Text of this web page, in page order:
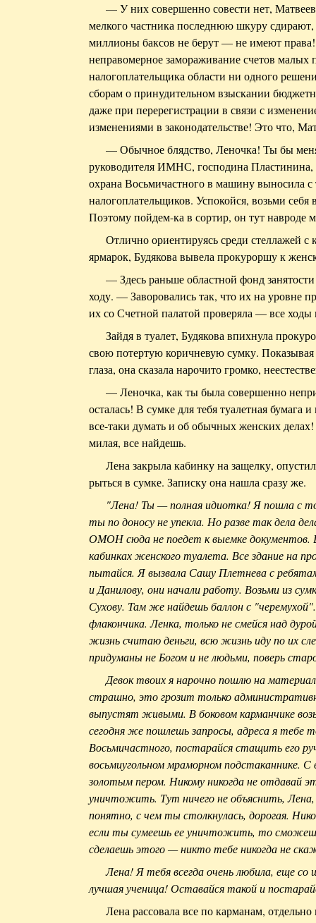
— У них совершенно совести нет,
мелкого частника последнюю шкуру
миллионы баксов не берут — не имеют
неправомерное замораживание счетов
налогоплательщика области ни одного
сборам о принудительном взыскании
даже при перерегистрации в связи с
изменениями в законодательстве! Это что,
— Обычное блядство, Леночка! Ты бы меня
руководителя ИМНС, господина Пластинина,
охрана Восьмичастного в машину выносила
налогоплательщиков. Успокойся, возьми
Поэтому пойдем-ка в сортир, он тут навроде
Отлично ориентируясь среди стеллажей
ярмарок, Будякова вывела прокуроршу к
— Здесь раньше областной фонд
ходу. — Заворовались так, что их на уровне
их со Счетной палатой проверяла — все
Зайдя в туалет, Будякова впихнула
свою потертую коричневую сумку. Показывая
глаза, она сказала нарочито громко,
— Леночка, как ты была совершенно
осталась! В сумке для тебя туалетная
все-таки думать и об обычных женских
милая, все найдешь.
Лена закрыла кабинку на защелку,
рыться в сумке. Записку она нашла сразу же.
"Лена! Ты — полная идиотка! Я пошла с
ты по доносу не упекла. Но разве так дела
ОМОН сюда не поедет к выемке документов.
кабинках женского туалета. Все здание на
пытайся. Я вызвала Сашу Плетнева с
и Данилову, они начали работу. Возьми из
Сухову. Там же найдешь баллон с
флакончика. Ленка, только не смейся над
жизнь считаю деньги, всю жизнь иду по их
придуманы не Богом и не людьми, поверь
Девок твоих я нарочно пошлю на
страшно, это грозит только
выпустят живыми. В боковом карманчике
сегодня же пошлешь запросы, адреса я тебе
Восьмичастного, постарайся стащить его
восьмиугольном мраморном подстаканнике.
золотым пером. Никому никогда не отдавай
уничтожить. Тут ничего не объяснить,
понятно, с чем ты столкнулась, дорогая.
если ты сумеешь ее уничтожить, то
сделаешь этого — никто тебе никогда не
Лена! Я тебя всегда очень любила, еще
лучшая ученица! Оставайся такой и
Лена рассовала все по карманам,